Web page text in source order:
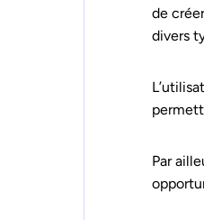
de
divers
Par